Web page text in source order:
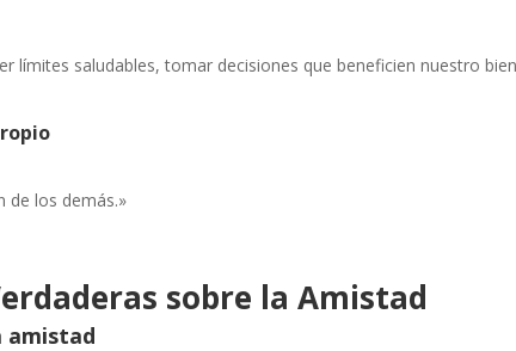
límites saludables, tomar decisiones que beneficien nuestro
de los demás.»
sobre la Amistad
amistad